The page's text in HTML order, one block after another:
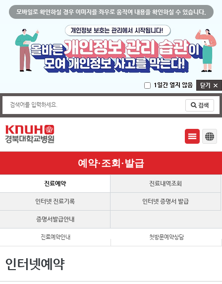
모바일로 확인하실 경우 이미지를 좌우로 움직여 내용을 확인하실 수 있습니다.
1일간 열지 않음
검색어를 입력하세요.
예약·조회·발급
진료예약 진료내역조회
인터넷 진료기록
사본ㆍ영상(CD)발급 신청
인터넷 증명서 발급
증명서발급안내
진료예약안내 첫방문예약상담
인터넷예약